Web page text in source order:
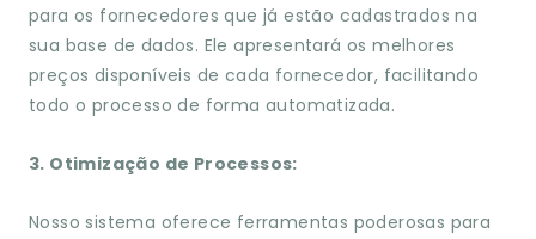
para os fornecedores que já estão cadastrados na
sua base de dados. Ele apresentará os melhores
preços disponíveis de cada fornecedor, facilitando
todo o processo de forma automatizada.
3. Otimização de Processos:
Nosso sistema oferece ferramentas poderosas para